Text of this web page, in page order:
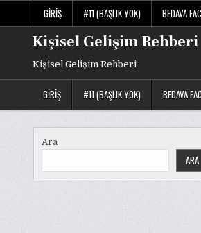
content
GIRIŞ #11 (BAŞLIK YOK) BEDAVA
Kişisel Gelişim Rehberi
Kişisel Gelişim Rehberi
GIRIŞ #11 (BAŞLIK YOK) BEDAVA
Ara
ARA